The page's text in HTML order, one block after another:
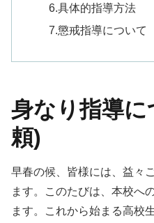
6.具体的指導方法
7.懲戒指導について
身なり指導
頼)
早春の候、皆様には、益々
ます。このたびは、本校へ
ます。これから始まる高校